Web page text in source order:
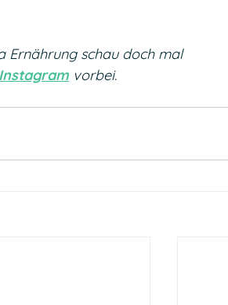
Ernährung schau doch mal
Instagram vorbei.